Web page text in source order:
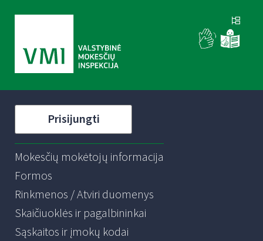
Prisijungti
Mokesčių mokėtojų informacija
Formos
Rinkmenos / Atviri duomenys
Skaičiuoklės ir pagalbininkai
Sąskaitos ir įmokų kodai